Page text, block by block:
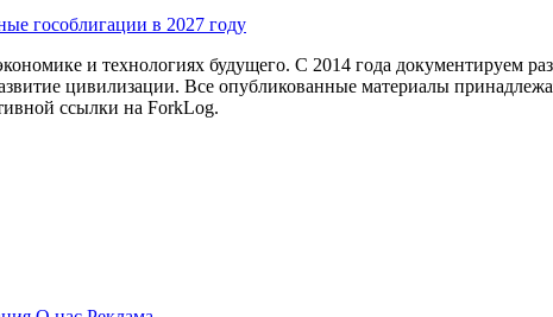
гособлигации в 2027 году
и технологиях будущего. С 2014 года документируем
цивилизации. Все опубликованные материалы
ссылки на ForkLog.